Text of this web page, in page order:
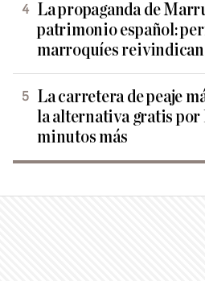
La propaganda de
patrimonio español:
marroquíes
La carretera de peaje
la alternativa gratis por
minutos más